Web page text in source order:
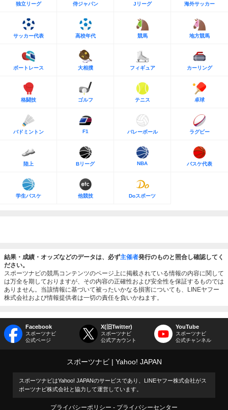
独立リーグ 侍ジャパン Jリーグ 海外サッカー
サッカー代表 高校年代 競馬 地方競馬
ボートレース 大相撲 フィギュア カーリング
格闘技 ゴルフ テニス 卓球
バドミントン F1 バレーボール ラグビー
陸上 Bリーグ NBA バスケ代表
学生バスケ 他競技 Doスポーツ
結果・成績・オッズなどのデータは、必ず主催者発行のものと照合し確認してく
ださい。
スポーツナビの競馬コンテンツのページ上に掲載されている情報の内容に関して
は万全を期しておりますが、その内容の正確性および安全性を保証するものでは
ありません。当該情報に基づいて被ったいかなる損害についても、LINEヤフー
株式会社および情報提供者は一切の責任を負いかねます。
Facebook
スポーツナビ
公式ページ
X(旧Twitter)
スポーツナビ
公式アカウント
YouTube
スポーツナビ
公式チャンネル
スポーツナビ Yahoo! JAPAN
スポーツナビはYahoo! JAPANのサービスであり、LINEヤフー株式会社がス
ポーツナビ株式会社と協力して運営しています。
プライバシーポリシー プライバシーセンター